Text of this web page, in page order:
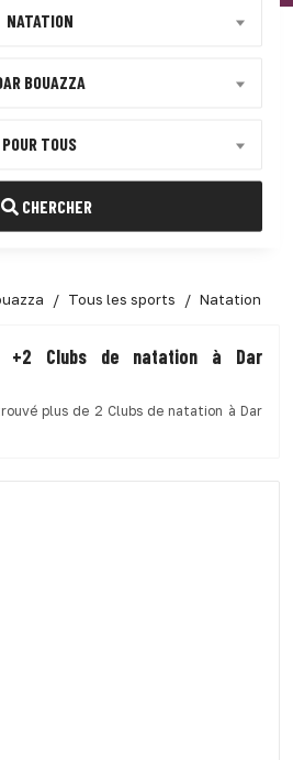
NATATION
BOUAZZA
POUR TOUS
CHERCHER
Tous les sports Natation
+2 Clubs de natation à Dar
plus de 2 Clubs de natation à Dar